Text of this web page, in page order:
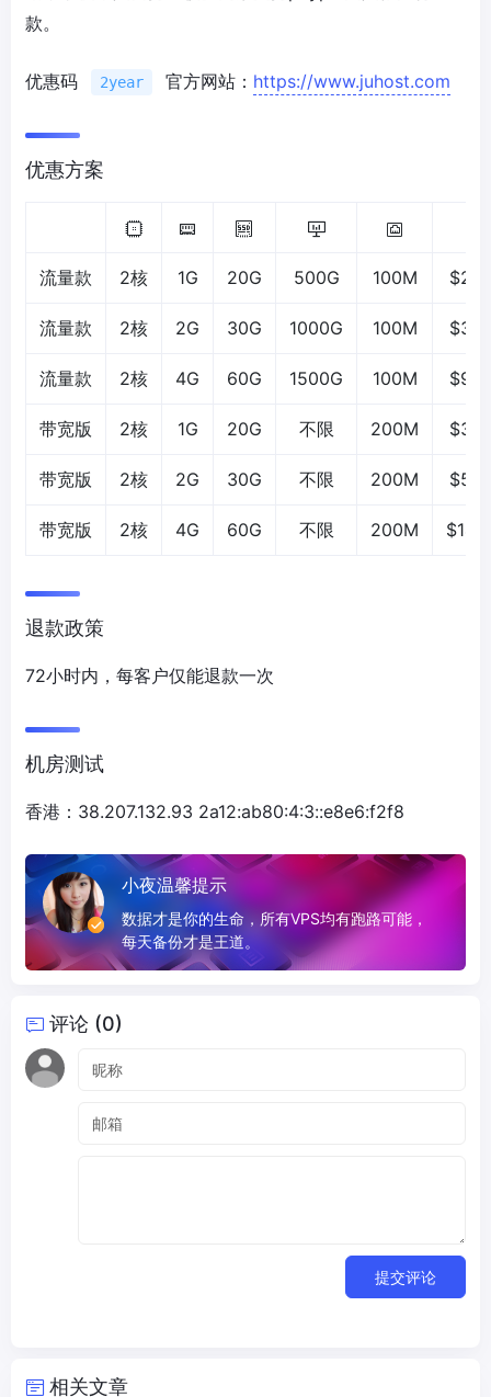
款。
优惠码 2year 官方网站： https://www.juhost.com
优惠方案
流量款 2核 1G 20G 500G 100M
流量款 2核 2G 30G 1000G 100M
流量款 2核 4G 60G 1500G 100M
带宽版 2核 1G 20G 不限 200M
带宽版 2核 2G 30G 不限 200M
带宽版 2核 4G 60G 不限 200M
退款政策
72小时内，每客户仅能退款一次
机房测试
香港：38.207.132.93 2a12:ab80:4:3::e8e6:f2f8
小夜温馨提示
数据才是你的生命，所有VPS均有跑路可能，
每天备份才是王道。
评论 (0)
提交评论
相关文章